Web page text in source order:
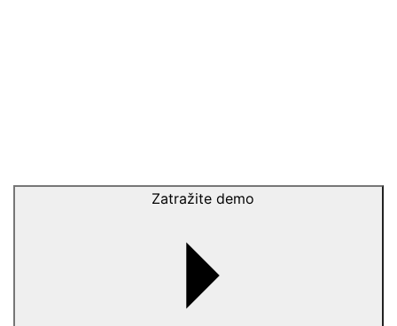
Zatražite demo